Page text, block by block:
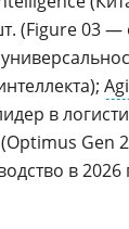
(Figure 03 —
в
Gen
в